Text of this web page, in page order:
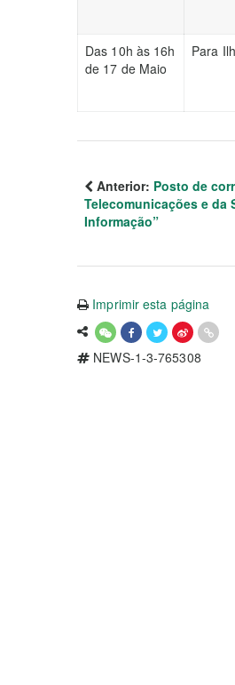
Das 10h às 16h
de 17 de Maio
Para
Anterior: Posto de
Telecomunicações e da
Informação”
Imprimir esta página
NEWS-1-3-765308